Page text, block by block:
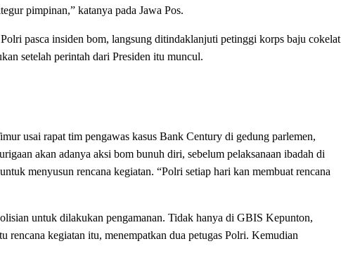
pimpinan,” katanya pada Jawa Pos.
pasca insiden bom, langsung ditindaklanjuti petinggi korps baju cokelat
setelah perintah dari Presiden itu muncul.
usai rapat tim pengawas kasus Bank Century di gedung parlemen,
akan adanya aksi bom bunuh diri, sebelum pelaksanaan ibadah di
menyusun rencana kegiatan. “Polri setiap hari kan membuat rencana
untuk dilakukan pengamanan. Tidak hanya di GBIS Kepunton,
rencana kegiatan itu, menempatkan dua petugas Polri. Kemudian